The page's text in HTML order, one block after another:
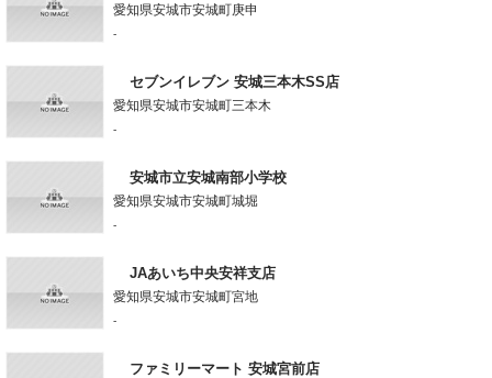
愛知県安城市安城町庚申
-
セブンイレブン 安城三本木SS店
愛知県安城市安城町三本木
-
安城市立安城南部小学校
愛知県安城市安城町城堀
-
JAあいち中央安祥支店
愛知県安城市安城町宮地
-
ファミリーマート 安城宮前店